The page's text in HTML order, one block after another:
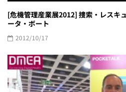
[危機管理産業展2012] 捜索・レスキ
ータ・ボート
2012/10/17